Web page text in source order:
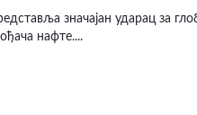
значајан ударац за
нафте....